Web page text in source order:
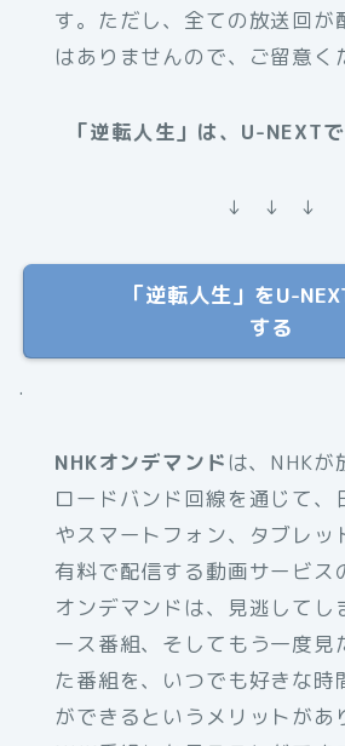
す。ただし、全ての放送回が
はありませんので、ご留意く
「逆転人生」は、U-NEXT
↓ ↓ ↓
「逆転人生」をU-
する
.
NHKオンデマンド は、NHKが
ロードバンド回線を通じて、
やスマートフォン、タブレッ
有料で配信する動画サービス
オンデマンドは、見逃してし
ース番組、そしてもう一度見
た番組を、いつでも好きな時
ができるというメリットがあ